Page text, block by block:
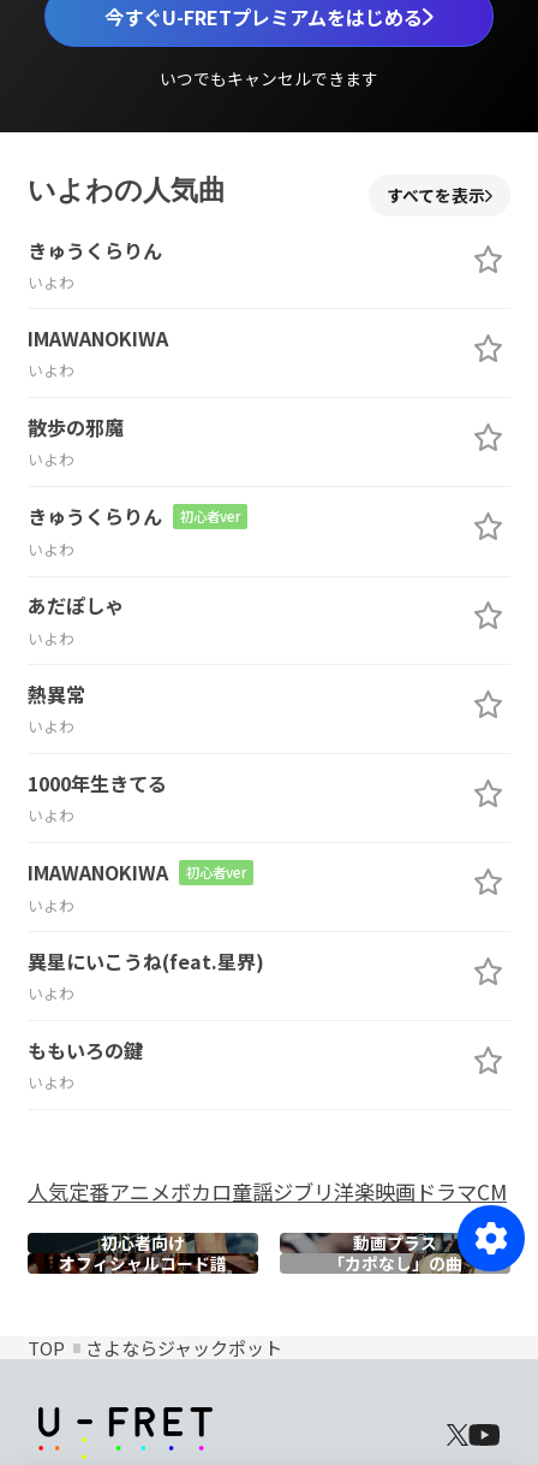
今すぐU-FRETプレミアムをはじめる
いつでもキャンセルできます
いよわの人気曲 すべてを表示
きゅうくらりん
いよわ
IMAWANOKIWA
いよわ
散歩の邪魔
いよわ
きゅうくらりん 初心者ver
いよわ
あだぽしゃ
いよわ
熱異常
いよわ
1000年生きてる
いよわ
IMAWANOKIWA 初心者ver
いよわ
異星にいこうね(feat.星界)
いよわ
ももいろの鍵
いよわ
人気定番アニメボカロ童謡ジブリ洋楽映画ドラマCM
初心者向け
動画プラス
オフィシャルコード譜 「カポなし」の曲
TOP さよならジャックポット